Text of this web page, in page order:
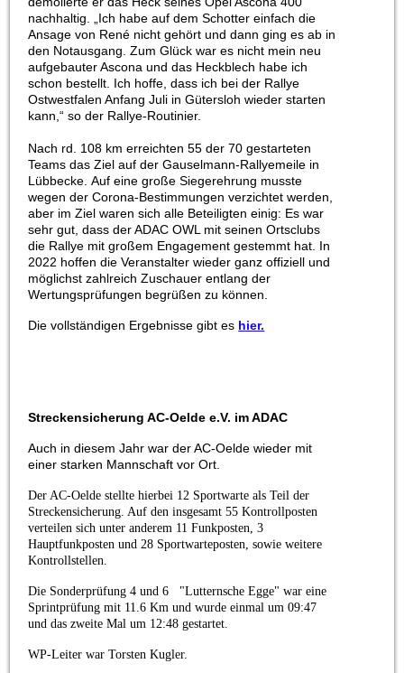
nachhaltig. „Ich habe auf dem Schotter einfach die
Ansage von René nicht gehört und dann ging es ab in
den Notausgang. Zum Glück war es nicht mein neu
aufgebauter Ascona und das Heckblech habe ich
schon bestellt. Ich hoffe, dass ich bei der Rallye
Ostwestfalen Anfang Juli in Gütersloh wieder starten
kann,“ so der Rallye-Routinier.
Nach rd. 108 km erreichten 55 der 70 gestarteten
Teams das Ziel auf der Gauselmann-Rallyemeile in
Lübbecke. Auf eine große Siegerehrung musste
wegen der Corona-Bestimmungen verzichtet werden,
aber im Ziel waren sich alle Beteiligten einig: Es war
sehr gut, dass der ADAC OWL mit seinen Ortsclubs
die Rallye mit großem Engagement gestemmt hat. In
2022 hoffen die Veranstalter wieder ganz offiziell und
möglichst zahlreich Zuschauer entlang der
Wertungsprüfungen begrüßen zu können.
Die vollständigen Ergebnisse gibt es hier.
Streckensicherung AC-Oelde e.V. im ADAC
Auch in diesem Jahr war der AC-Oelde wieder mit
einer starken Mannschaft vor Ort.
Der AC-Oelde stellte hierbei 12 Sportwarte als Teil der
Streckensicherung. Auf den insgesamt 55 Kontrollposten
verteilen sich unter anderem 11 Funkposten, 3
Hauptfunkposten und 28 Sportwarteposten, sowie weitere
Kontrollstellen.
Die Sonderprüfung 4 und 6 "Lutternsche Egge" war eine
Sprintprüfung mit 11.6 Km und wurde einmal um 09:47
und das zweite Mal um 12:48 gestartet.
WP-Leiter war Torsten Kugler.